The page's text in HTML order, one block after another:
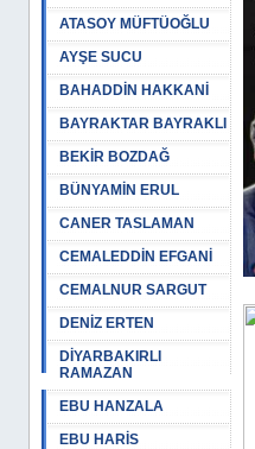
ATASOY MÜFTÜOĞLU
AYŞE SUCU
BAHADDİN HAKKANİ
BAYRAKTAR BAYRAKLI
BEKİR BOZDAĞ
BÜNYAMİN ERUL
CANER TASLAMAN
CEMALEDDİN EFGANİ
CEMALNUR SARGUT
DENİZ ERTEN
DİYARBAKIRLI
RAMAZAN
EBU HANZALA
EBU HARİS